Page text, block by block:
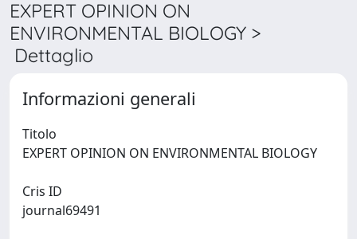
EXPERT OPINION ON
ENVIRONMENTAL BIOLOGY >
Dettaglio
Informazioni generali
Titolo
Cris ID